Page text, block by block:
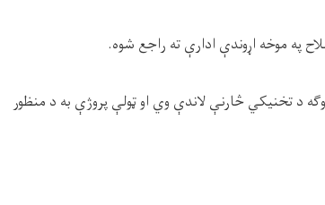
په موخه اړوندې ادارې ته راجع شوه.
د تخنیکي څارنې لاندې وي او ټولې پروژې به د منظور